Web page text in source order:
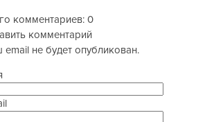
комментариев: 0
комментарий
email не будет опубликован.